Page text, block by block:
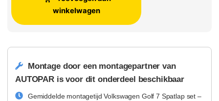
winkelwagen
Montage door een montagepartner van
AUTOPAR is voor dit onderdeel beschikbaar
Gemiddelde montagetijd Volkswagen Golf 7 Spatlap set –